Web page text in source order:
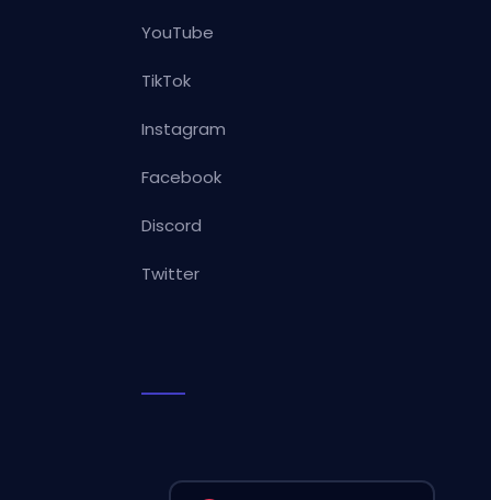
YouTube
TikTok
Instagram
Facebook
Discord
Twitter